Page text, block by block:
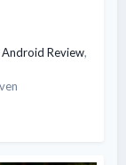
Review,